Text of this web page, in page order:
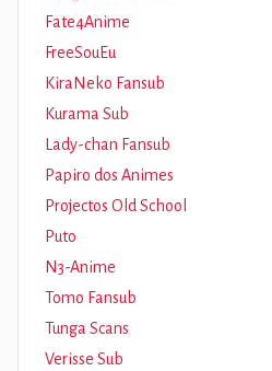
Fate4Anime
FreeSouEu
KiraNeko Fansub
Kurama Sub
Lady-chan Fansub
Papiro dos Animes
Projectos Old School
Puto
N3-Anime
Tomo Fansub
Tunga Scans
Verisse Sub